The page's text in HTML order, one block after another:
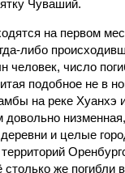
Чуваший.
на первом
либо
человек, число
подобное не в
на реке Хуанхэ
и целые
же погибли